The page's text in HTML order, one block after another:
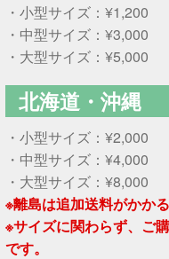
・小型サイズ：¥1,200
・中型サイズ：¥3,000
・大型サイズ：¥5,000
北海道・沖縄
・小型サイズ：¥2,000
・中型サイズ：¥4,000
・大型サイズ：¥8,000
※離島は追加送料がかか
※サイズに関わらず、ご
です。